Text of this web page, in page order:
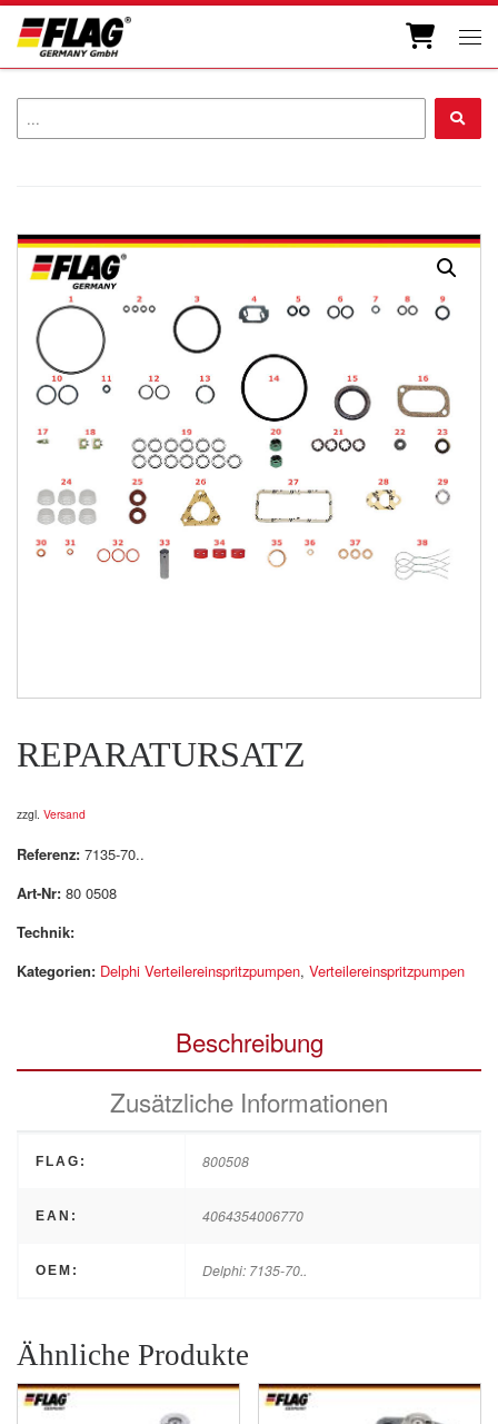
Zum Inhalt springen
REPARATURSATZ
zzgl. Versand
Referenz: 7135-70..
Art-Nr: 80 0508
Technik:
Kategorien: Delphi Verteilereinspritzpumpen, Verteilereinspritzpumpen
Beschreibung
Zusätzliche Informationen
FLAG: 800508
EAN: 4064354006770
OEM: Delphi: 7135-70..
Ähnliche Produkte